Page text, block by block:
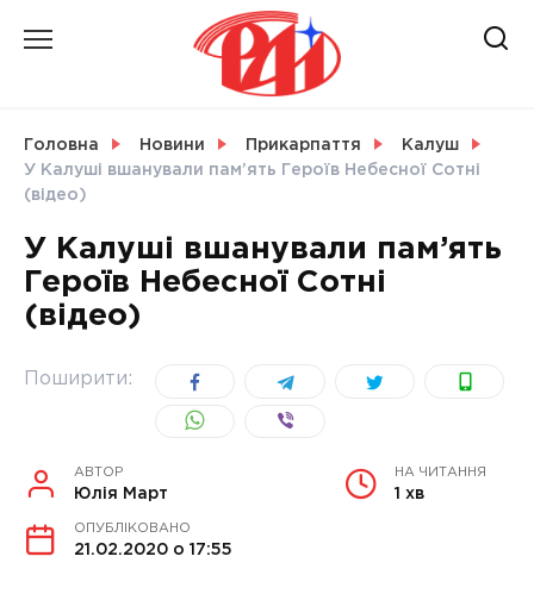
СВІТ
УКРАЇНА
Головна Новини Прикарпаття
Калуш
У Калуші вшанували пам’ять Героїв Небесної Сотні
(відео)
У Калуші вшанували пам’ять
Героїв Небесної Сотні
(відео)
Поширити:
АВТОР
Юлія Март
НА ЧИТАННЯ
1 хв
ОПУБЛІКОВАНО
21.02.2020 о 17:55